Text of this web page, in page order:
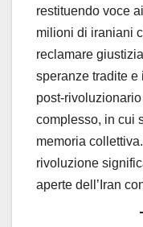
restituendo voce
milioni di iraniani
reclamare
speranze tradite e
post-
complesso, in cui
memoria
rivoluzione
aperte dell’Iran